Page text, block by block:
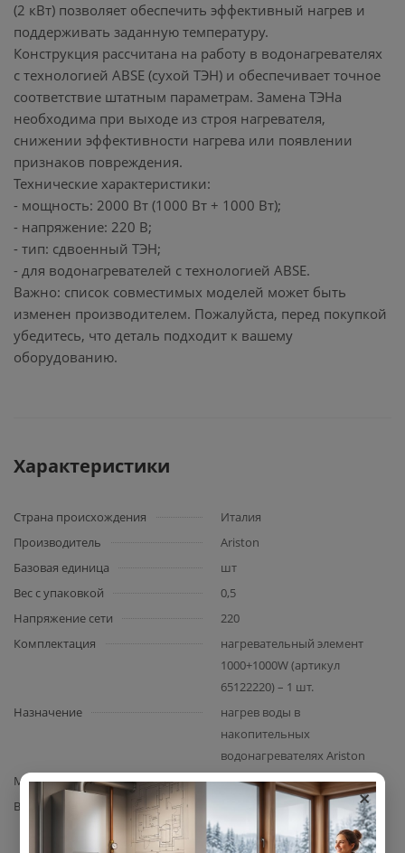
(2 кВт) позволяет обеспечить эффективный нагрев и
поддерживать заданную температуру.
Конструкция рассчитана на работу в водонагревателях
с технологией ABSE (сухой ТЭН) и обеспечивает точное
соответствие штатным параметрам. Замена ТЭНа
необходима при выходе из строя нагревателя,
снижении эффективности нагрева или появлении
признаков повреждения.
Технические характеристики:
- мощность: 2000 Вт (1000 Вт + 1000 Вт);
- напряжение: 220 В;
- тип: сдвоенный ТЭН;
- для водонагревателей с технологией ABSE.
Важно: список совместимых моделей может быть
изменен производителем. Пожалуйста, перед покупкой
убедитесь, что деталь подходит к вашему
оборудованию.
Характеристики
Страна происхождения
Италия
Производитель
Ariston
Базовая единица
шт
Вес с упаковкой
0,5
Напряжение сети
220
Комплектация
нагревательный элемент
1000+1000W (артикул
65122220) – 1 шт.
Назначение
нагрев воды в
накопительных
водонагревателях Ariston
Материал изготовления
медный сплав
Вид запчасти
×